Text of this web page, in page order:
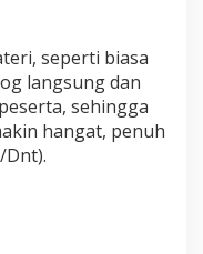
seperti biasa
langsung dan
sehingga
hangat, penuh
Dnt).